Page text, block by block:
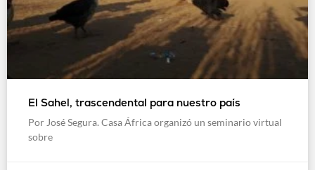
El Sahel, trascendental para nuestro país
Por José Segura. Casa África organizó un seminario virtual
sobre